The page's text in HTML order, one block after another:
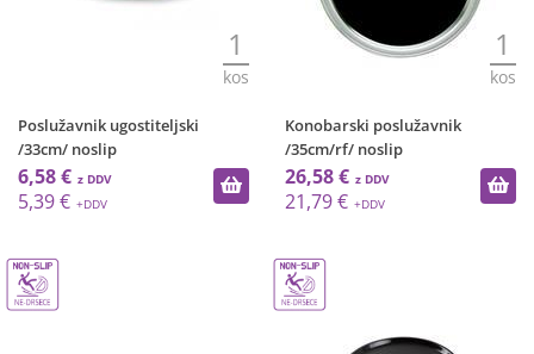
1
kos
Poslužavnik ugostiteljski
/33cm/ noslip
6,58 €
5,39 €
1
kos
Konobarski poslužavnik
/35cm/rf/ noslip
26,58 €
21,79 €